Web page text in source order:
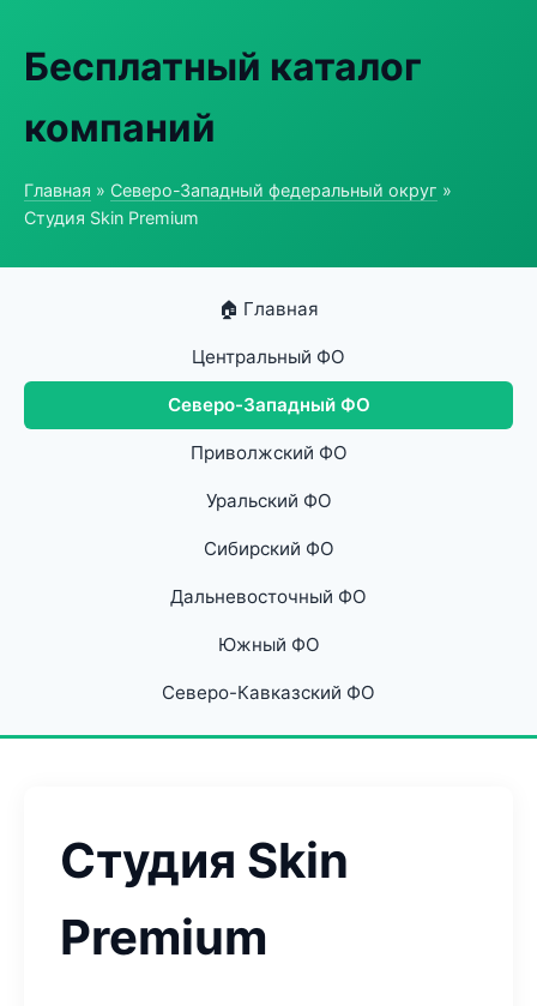
Бесплатный каталог
компаний
Главная » Северо-Западный федеральный округ »
Студия Skin Premium
🏠 Главная
Центральный ФО
Северо-Западный ФО
Приволжский ФО
Уральский ФО
Сибирский ФО
Дальневосточный ФО
Южный ФО
Северо-Кавказский ФО
Студия Skin
Premium